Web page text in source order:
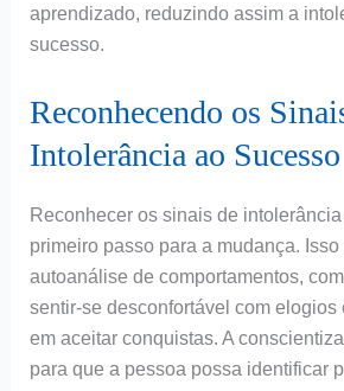
aprendizado, reduzindo assim a
sucesso.
Reconhecendo os
Intolerância ao Sucesso
Reconhecer os sinais de
primeiro passo para a mudança.
autoanálise de comportamentos,
sentir-se desconfortável com elogios
em aceitar conquistas. A
para que a pessoa possa identificar